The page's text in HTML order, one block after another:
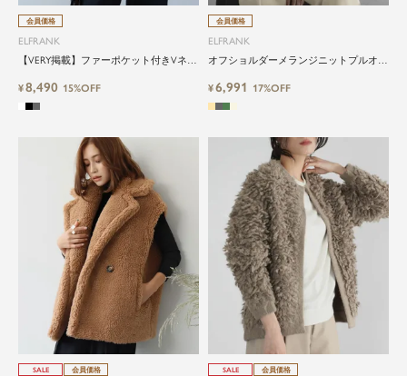
会員価格
ELFRANK
【VERY掲載】ファーポケット付きVネッ
¥8,490 15%OFF
会員価格
ELFRANK
オフショルダーメランジニットプルオー
¥6,991 17%OFF
SALE 会員価格 SALE 会員価格